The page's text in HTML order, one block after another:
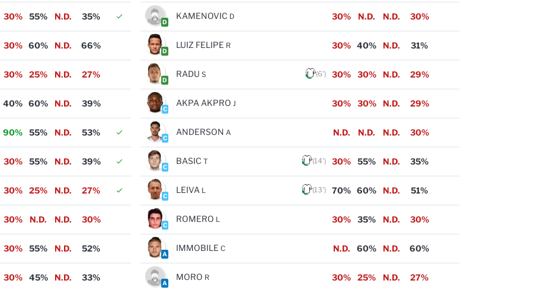
30% 55% N.D. 35%
30% 60% N.D. 66%
30% 25% N.D. 27%
40% 60% N.D. 39%
90% 55% N.D. 53%
30% 55% N.D. 39%
30% 25% N.D. 27%
30% N.D. N.D. 30%
30% 55% N.D. 52%
30% 45% N.D. 33%
D
KAMENOVIC D 30% N.D. N.D. 30%
D
LUIZ FELIPE R 30% 40% N.D. 31%
D
RADU S (6') 30% 30% N.D. 29%
C
AKPA AKPRO J 30% 30% N.D. 29%
C
ANDERSON A N.D. N.D. N.D. 30%
C
BASIC T (14') 30% 55% N.D. 35%
C
LEIVA L (13') 70% 60% N.D. 51%
C
ROMERO L 30% 35% N.D. 30%
A
IMMOBILE C N.D. 60% N.D. 60%
A
MORO R 30% 25% N.D. 27%